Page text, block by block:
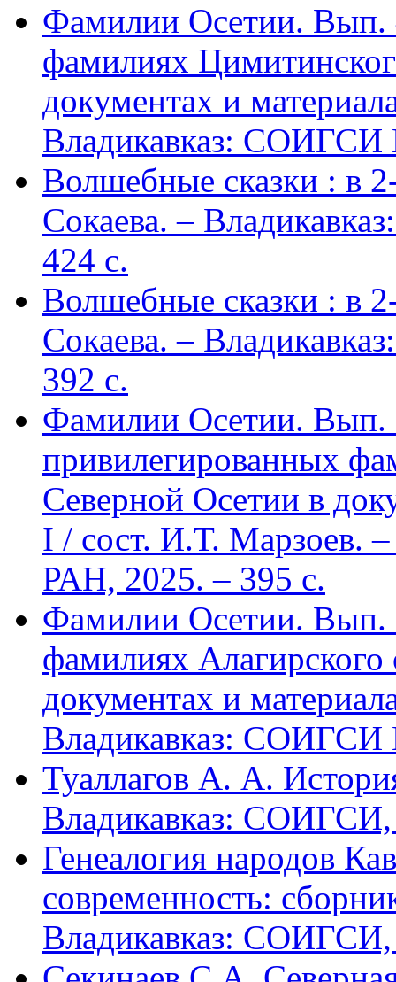
Фамилии Осетии. Вып.
фамилиях
документах и
Владикавказ:
Волшебные сказки : в
Сокаева. –
424 c.
Волшебные сказки : в
Сокаева. –
392 c.
Фамилии Осетии. Вып.
привилегированных
Северной Осетии в
I / сост. И.Т. Марзоев.
РАН, 2025. – 395 с.
Фамилии Осетии. Вып.
фамилиях
документах и
Владикавказ:
Туаллагов А. А.
Владикавказ: СОИГСИ,
Генеалогия народов
современность:
Владикавказ: СОИГСИ,